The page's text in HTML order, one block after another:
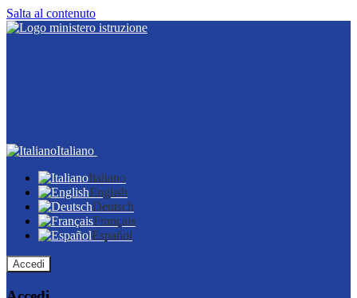
Salta al contenuto
Italiano
Italiano
English
Deutsch
Français
Español
Accedi